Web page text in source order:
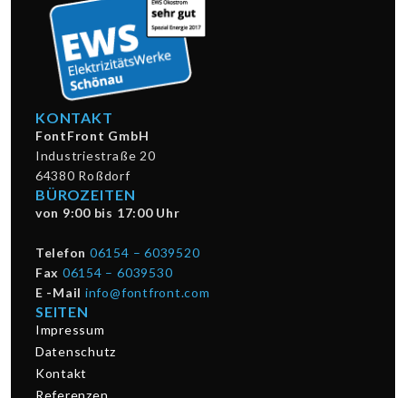
KONTAKT
FontFront GmbH
Industriestraße 20
64380 Roßdorf
BÜROZEITEN
von 9:00 bis 17:00 Uhr
Telefon 06154 – 6039520
Fax 06154 – 6039530
E -Mail info@fontfront.com
SEITEN
Impressum
Datenschutz
Kontakt
Referenzen